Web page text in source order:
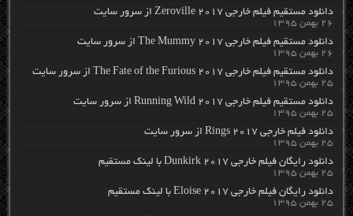
دانلود مستقیم فیلم خارجی Zeroville 2017 از سرور سایت
۲۶ بهمن ۱۳۹۵
دانلود مستقیم فیلم خارجی The Mummy 2017 از سرور سایت
۲۶ بهمن ۱۳۹۵
دانلود مستقیم فیلم خارجی The Fate of the Furious 2017 از سرور سایت
۲۵ بهمن ۱۳۹۵
دانلود مستقیم فیلم خارجی Running Wild 2017 از سرور سایت
۲۵ بهمن ۱۳۹۵
دانلود فیلم خارجی Rings 2017 از سرور سایت
۲۵ بهمن ۱۳۹۵
دانلود رایگان فیلم خارجی Dunkirk 2017 با لینک مستقیم
۲۵ بهمن ۱۳۹۵
دانلود رایگان فیلم خارجی Eloise 2017 با لینک مستقیم
۲۵ بهمن ۱۳۹۵